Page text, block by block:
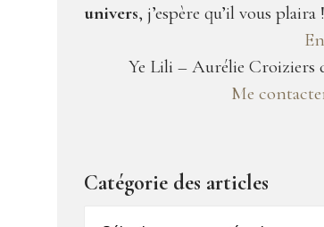
univers, j’espère qu’il vous plaira !
Ye Lili – Aurélie Croiziers
Me
Catégorie des articles